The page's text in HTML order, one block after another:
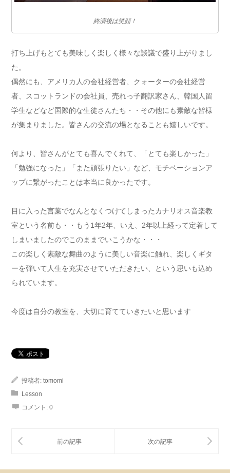
終演後は笑顔！
打ち上げもとても美味しく楽しく様々な談議で盛り上がりまし
た。
偶然にも、アメリカ人の会社経営者、クォーターの会社経営
者、スコットランドの会社員、売れっ子翻訳家さん、韓国人留
学生などなど国際的な生徒さんたち・・その他にも素敵な皆様
が集まりました。皆さんの交流の場となることも嬉しいです。
何より、皆さんがとても喜んでくれて、「とても楽しかった」
「勉強になった」「また頑張りたい」など、モチベーションア
ップに繋がったことは本当に良かったです。
目に入った言葉でなんとなくつけてしまったカナリオス音楽教
室という名前も・・もう1年2年、いえ、2年以上経って定着して
しまいましたのでこのままでいこうかな・・・
この楽しく素敵な舞曲のように美しい音楽に触れ、楽しくギタ
ーを弾いて人生を充実させていただきたい、という思いも込め
られています。
今度は自分の教室を、大切に育てていきたいと思います
投稿者: tomomi
Lesson
コメント: 0